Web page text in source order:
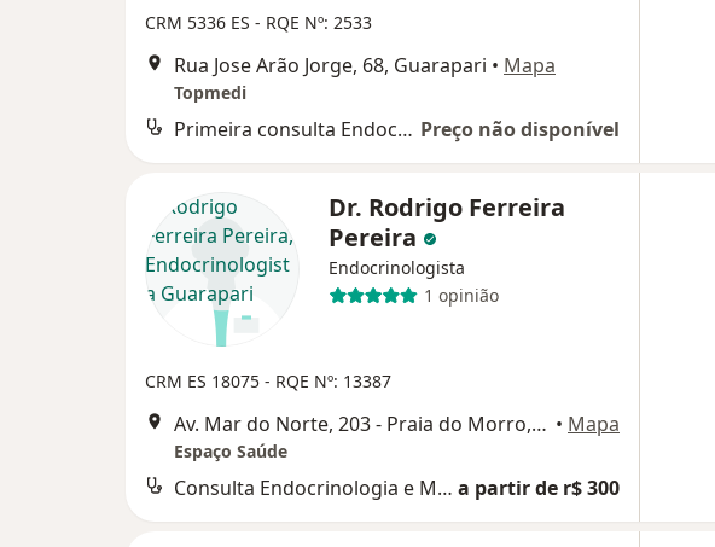
CRM 5336 ES - RQE Nº: 2533
Rua Jose Arão Jorge, 68, Guarapari • Mapa
Topmedi
Primeira consulta Endocrinologia e Metabologia Preço não disponível
Dr. Rodrigo Ferreira
Pereira
Endocrinologista
1 opinião
CRM ES 18075 - RQE Nº: 13387
Av. Mar do Norte, 203 - Praia do Morro, Guarapari • Mapa
Espaço Saúde
Consulta Endocrinologia e Metabologia a partir de r$ 300